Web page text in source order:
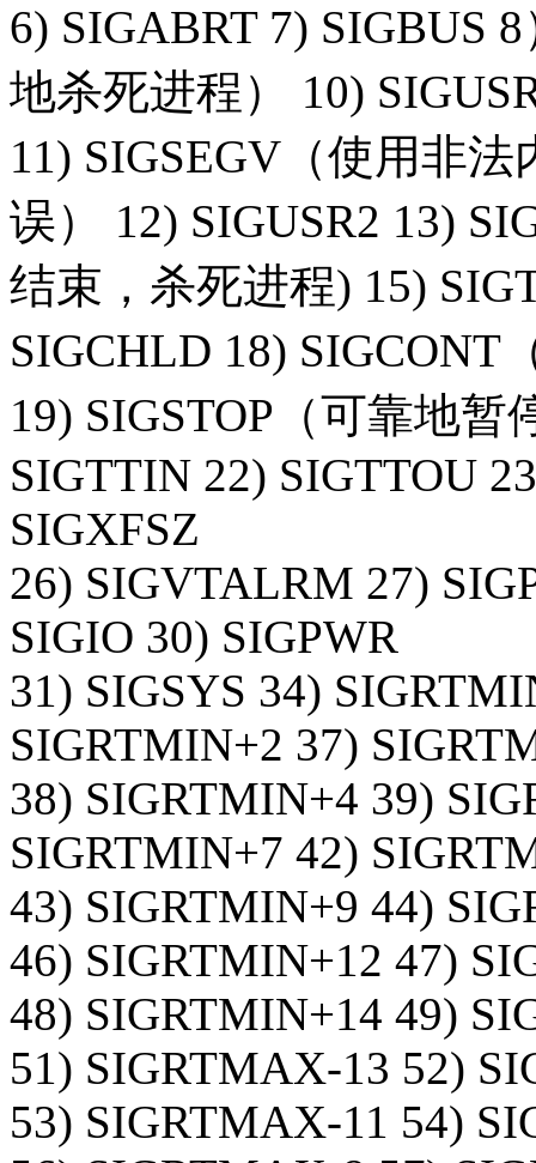
6) SIGABRT 7) SIGBUS
地杀死进程） 10)
11) SIGSEGV（使用非
误） 12) SIGUSR2 13)
结束，杀死进程) 15)
SIGCHLD 18)
19) SIGSTOP（可靠地暂
SIGTTIN 22) SIGTTOU
SIGXFSZ
26) SIGVTALRM 27)
SIGIO 30) SIGPWR
31) SIGSYS 34)
SIGRTMIN+2 37)
38) SIGRTMIN+4 39)
SIGRTMIN+7 42)
43) SIGRTMIN+9 44)
46) SIGRTMIN+12 47)
48) SIGRTMIN+14 49)
51) SIGRTMAX-13 52)
53) SIGRTMAX-11 54)